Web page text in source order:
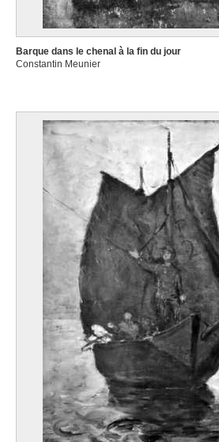
Barque dans le chenal à la fin du jour
Constantin Meunier